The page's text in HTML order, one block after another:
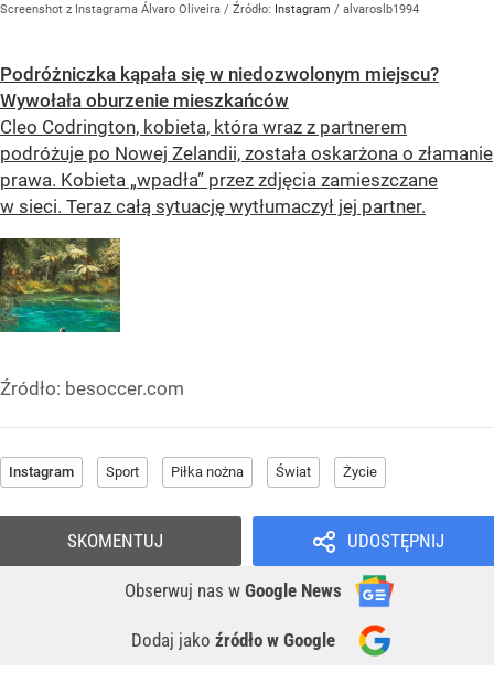
Screenshot z Instagrama Álvaro Oliveira / Źródło: Instagram / alvaroslb1994
Podróżniczka kąpała się w niedozwolonym miejscu?
Wywołała oburzenie mieszkańców
Cleo Codrington, kobieta, która wraz z partnerem
podróżuje po Nowej Zelandii, została oskarżona o złamanie
prawa. Kobieta „wpadła” przez zdjęcia zamieszczane
w sieci. Teraz całą sytuację wytłumaczył jej partner.
Źródło: besoccer.com
Instagram Sport Piłka nożna Świat Życie
UDOSTĘPNIJ
Obserwuj nas w Google News
Dodaj jako źródło w Google
SKOMENTUJ